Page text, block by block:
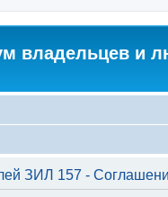
владельцев и
ЗИЛ 157 -